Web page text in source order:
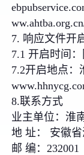
7. 响应文件开
7.1 开启时间
7.2开启地点：
8.联系方式
业主单位：淮
地 址： 安徽
邮 编：232001